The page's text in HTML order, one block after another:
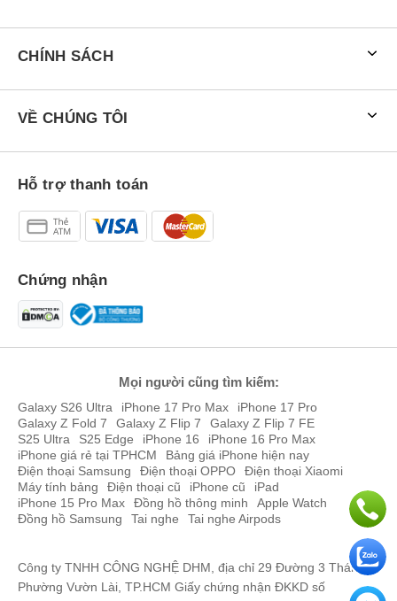
CHÍNH SÁCH
VỀ CHÚNG TÔI
Hỗ trợ thanh toán
Chứng nhận
Mọi người cũng tìm kiếm:
Galaxy S26 Ultra iPhone 17 Pro Max
iPhone 17 Pro
Galaxy Z Fold 7
Galaxy Z Flip 7
Galaxy Z Flip 7 FE
S25 Ultra
S25 Edge iPhone 16
iPhone 16 Pro Max
iPhone giá rẻ tại TPHCM
Bảng giá iPhone hiện nay
Điện thoại Samsung
Điện thoại OPPO
Điện thoại Xiaomi
Máy tính bảng
Điện thoại cũ iPhone cũ
iPad
iPhone 15 Pro Max
Đồng hồ thông minh
Apple Watch
Đồng hồ Samsung
Tai nghe Tai nghe Airpods
Công ty TNHH CÔNG NGHỆ DHM, địa chỉ 29 Đường 3 Tháng 2,
Phường Vườn Lài, TP.HCM Giấy chứng nhận ĐKKD số